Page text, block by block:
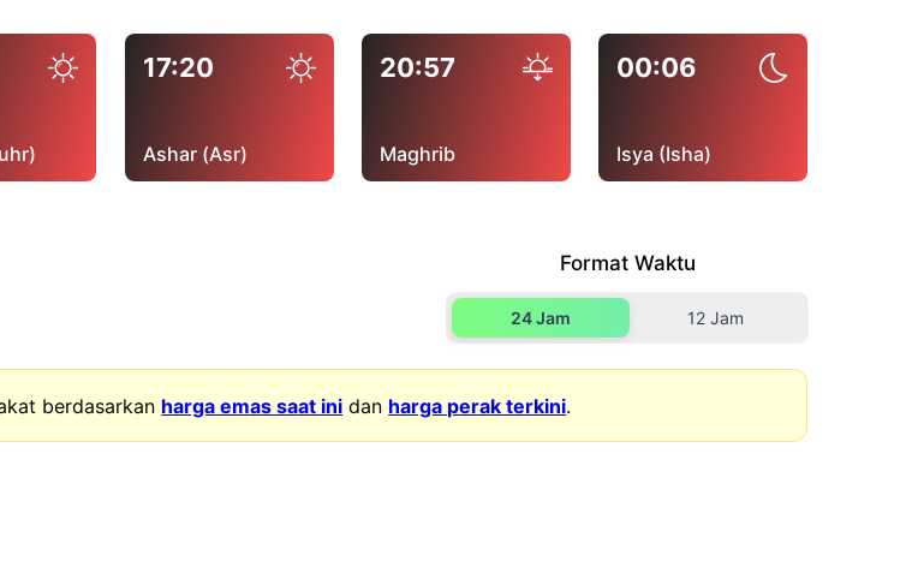
17:20
Ashar (Asr)
20:57
Maghrib
00:06
Isya (Isha)
Format Waktu
24 Jam 12 Jam
berdasarkan harga emas saat ini dan harga perak terkini.